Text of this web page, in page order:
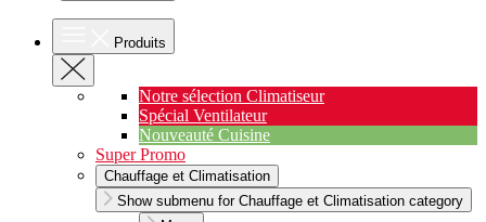
Produits
Notre sélection Climatiseur
Spécial Ventilateur
Nouveauté Cuisine
Super Promo
Chauffage et Climatisation
Show submenu for Chauffage et Climatisation category